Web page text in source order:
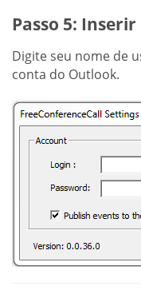
Passo 5:
Digite seu nome de
conta do Outlook.